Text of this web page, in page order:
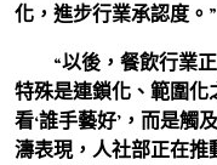
化，進步行業承認度。”
“以後，餐飲行業正
特殊是連鎖化、範圍化
看‘誰手藝好’，而是觸
濤表現，人社部正在推